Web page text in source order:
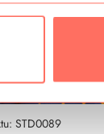
STD0089